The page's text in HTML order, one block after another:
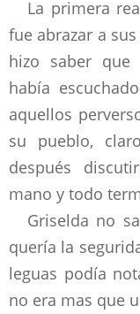
La primera
fue abrazar a
hizo saber que
había
aquellos
su pueblo,
después
mano y todo
Griselda no
quería la
leguas podía
no era mas que